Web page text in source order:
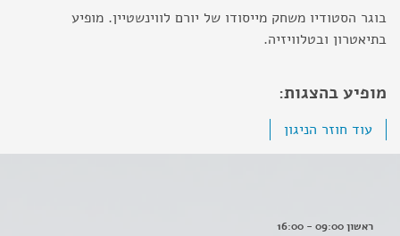
בוגר הסטודיו משחק מייסודו של יורם לווינשטיין. מופיע
בתיאטרון ובטלוויזיה.
מופיע בהצגות:
עוד חוזר הניגון
ראשון 09:00 - 16:00